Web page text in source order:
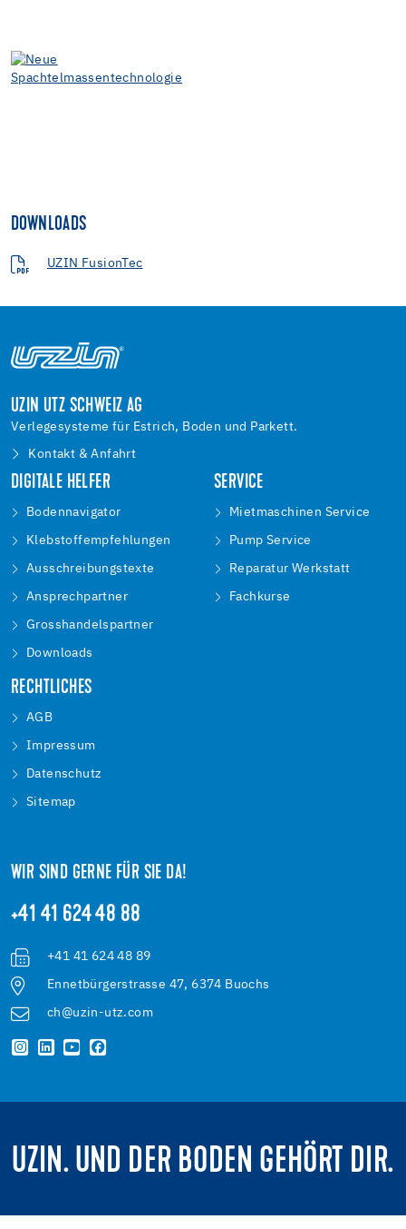
DOWNLOADS
UZIN FusionTec
UZIN UTZ SCHWEIZ AG
Verlegesysteme für Estrich, Boden und Parkett.
Kontakt & Anfahrt
DIGITALE HELFER
Bodennavigator
Klebstoffempfehlungen
Ausschreibungstexte
Ansprechpartner
Grosshandelspartner
Downloads
SERVICE
Mietmaschinen Service
Pump Service
Reparatur Werkstatt
Fachkurse
RECHTLICHES
AGB
Impressum
Datenschutz
Sitemap
WIR SIND GERNE FÜR SIE DA!
+41 41 624 48 88
+41 41 624 48 89
Ennetbürgerstrasse 47, 6374 Buochs
ch@uzin-utz.com
UZIN. UND DER BODEN GEHÖRT DIR.